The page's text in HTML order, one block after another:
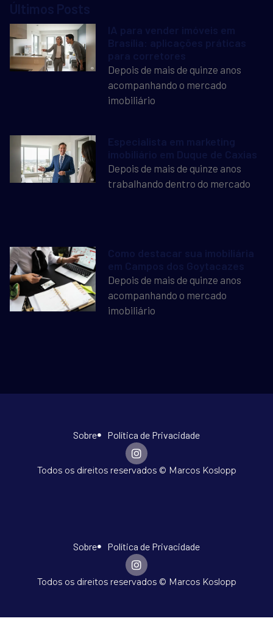
Últimos Posts
IA para vender imóveis em
Brasília: aplicações práticas
para corretores
Depois de mais de quinze anos
acompanhando o mercado
imobiliário
Especialista em marketing
imobiliário em Duque de Caxias
Depois de mais de quinze anos
trabalhando dentro do mercado
Como destacar sua imobiliária
em Campos dos Goytacazes
Depois de mais de quinze anos
acompanhando o mercado
imobiliário
Sobre Política de Privacidade
Todos os direitos reservados © Marcos Koslopp
Sobre Política de Privacidade
Todos os direitos reservados © Marcos Koslopp